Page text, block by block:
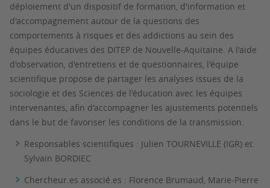
déploiement d'un dispositif de formation, d'information et
d'accompagnement autour de la questions des
comportements à risques et des addictions au sein des
équipes éducatives des DITEP de Nouvelle-Aquitaine. A l'aide
d'observation, d'entretiens et de questionnaires, l'équipe
scientifique propose de partager les analyses issues de la
sociologie et des Sciences de l'éducation avec les équipes
intervenantes, afin d'accompagner les ajustements potentiels
dans le but de favoriser les conditions de la transmission.
Responsables scientifiques : Julien TOURNEVILLE (IGR) et
Sylvain BORDIEC
Chercheur.es associé.es : Florence Brumaud, Marie-Pierre